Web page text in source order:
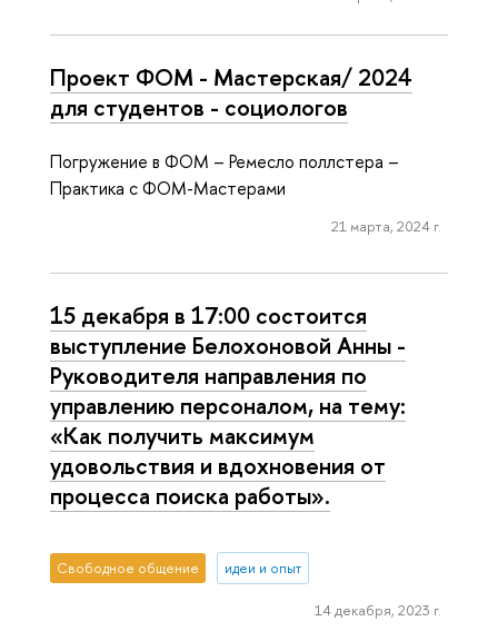
Проект ФОМ - Мастерская/ 2024
для студентов - социологов
Погружение в ФОМ – Ремесло поллстера –
Практика с ФОМ-Мастерами
21 марта, 2024 г.
15 декабря в 17:00 состоится
выступление Белохоновой Анны -
Руководителя направления по
управлению персоналом, на тему:
«Как получить максимум
удовольствия и вдохновения от
процесса поиска работы».
Свободное общение идеи и опыт
14 декабря, 2023 г.